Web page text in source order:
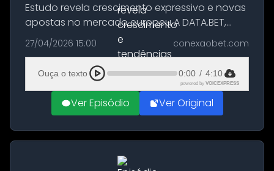
Estudo revela crescimento expressivo e novas
apostas no mercado europeu A DATA.BET,
empresa especializada em soluções
tecnológicas para apostas, divulgou seu
Relatório de Sportsbook anual com uma anál...
27/04/2026 15:00 conexaobet.com
Ouça o texto 0:00 / 4:10
powered by VOICEXPRESS
Ver Episódio Ver Original